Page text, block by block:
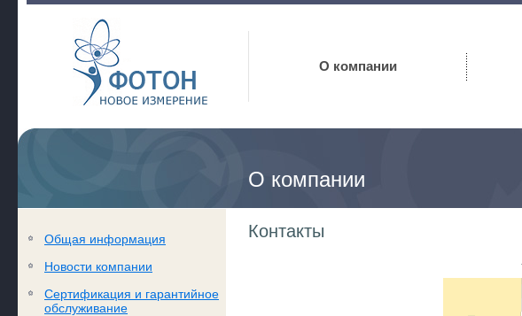
Фотон
О компании
О компании
Общая информация
Новости компании
Сертификация и гарантийное
обслуживание
Контакты